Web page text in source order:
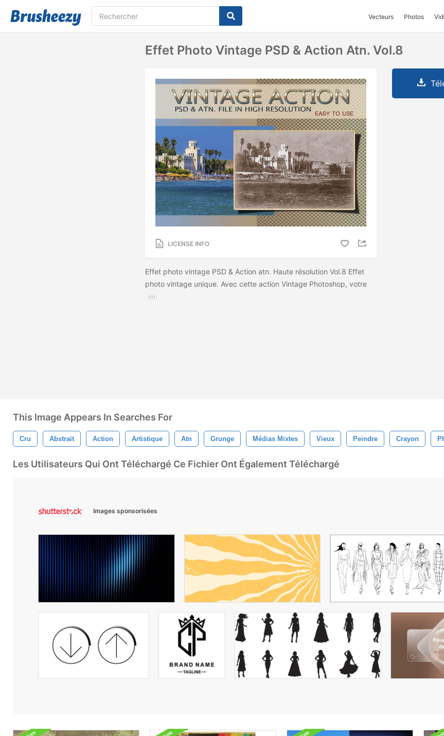
Vecteurs Photos
Effet Photo Vintage PSD & Action Atn. Vol.8
LICENSE INFO
Effet photo vintage PSD & Action atn. Haute résolution Vol.8 Effet
photo vintage unique. Avec cette action Vintage Photoshop, votre
This Image Appears In Searches For
Cru Abstrait Action Artistique Atn Grunge Médias Mixtes Vieux Peindre Crayon
Les Utilisateurs Qui Ont Téléchargé Ce Fichier Ont Également Téléchargé
Images sponsorisées